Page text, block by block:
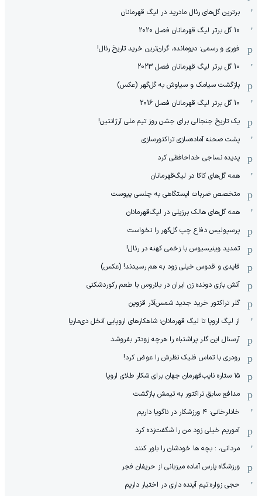
برترین گل‌های رئال مادرید در لیگ قهرمانان
10 گل برتر لیگ قهرمانان فصل 2020
فوری و رسمی: دیومانده، گران‌ترین خرید تاریخ رئال!
10 گل برتر لیگ قهرمانان فصل 2023
بازگشت سیامک و سیاوش به گل‌گهر (عکس)
10 گل برتر لیگ قهرمانان فصل 2016
یک تاریخ جنجالی برای جشن روز تیم ملی آرژانتین!
پشت صحنه آماده‌سازی تراکتورسازی
پدیده نساجی خداحافظی کرد
همه گل‌های کاکا در لیگ‌قهرمانان
متخصص ضربات ایستگاهی به چلسی پیوست
همه گل‌های هالک برزیلی در لیگ‌قهرمانان
پرسپولیس دفاع چپ گل‌گهر را نخواست
تمدید وینیسیوس با زخمی کهنه در رئال!
قایدی و قدوس خیلی زود به هم رسیدند! (عکس)
آتش بازی دونده زن ایران در بلاروس با طعم رکوردشکنی
گلر تراکتور خرید جدید شمس‌آذر قزوین
از لیگ اروپا تا لیگ قهرمانان؛ شاهکارهای اروپایی آنخل دی‌ماریا
آرسنال این گلر پراشتباه را هرچه زودتر بفروشد
رودری با تماس فلیک نظرش را عوض کرد!
١۵ ستاره نایب‌قهرمان جهان برای شکار طلای اروپا
مدافع سابق تراکتور به تیمش بازگشت
خانلرخانی: ۴ ورزشکار در ناگویا داریم
آموریم خیلی زود من را شگفت‌زده کرد
مردانی، : بچه ها خودشان را باور کنند
ورزشگاه پارس آماده میزبانی از حریفان فجر
حجی زواره:تیم آینده داری در اختیار داریم